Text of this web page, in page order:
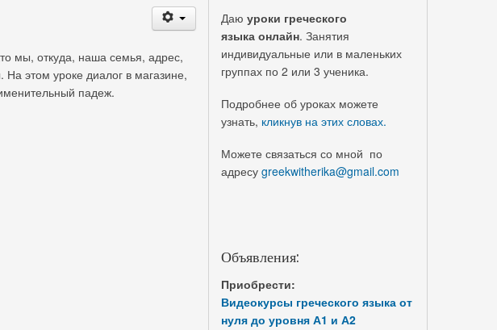
мы, откуда, наша семья, адрес,
этом уроке диалог в магазине,
падеж.
Даю уроки греческого
языка онлайн. Занятия
индивидуальные или в маленьких
группах по 2 или 3 ученика.
Подробнее об уроках можете
узнать, кликнув на этих словах.
Можете связаться со мной по
адресу greekwitherika@gmail.com
Объявления:
Приобрести:
Видеокурсы греческого языка от
нуля до уровня А1 и А2